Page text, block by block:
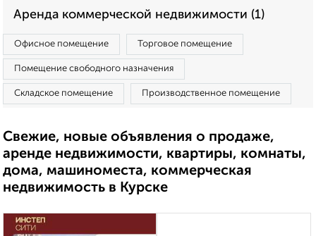
Аренда коммерческой недвижимости (1)
Офисное помещение Торговое помещение
Помещение свободного назначения
Складское помещение Производственное помещение
Свежие, новые объявления о продаже,
аренде недвижимости, квартиры, комнаты,
дома, машиноместа, коммерческая
недвижимость в Курске